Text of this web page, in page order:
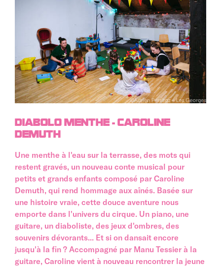
DIABOLO MENTHE - CAROLINE
DEMUTH
Une menthe à l'eau sur la terrasse, des mots qui
restent gravés, un nouveau conte musical pour
petits et grands enfants composé par Caroline
Demuth, qui rend hommage aux aînés. Basée sur
une histoire vraie, cette douce aventure nous
emporte dans l'univers du cirque. Un piano, une
guitare, un diaboliste, des jeux d'ombres, des
souvenirs dévorants... Et si on dansait encore
jusqu'à la fin ? Accompagné par Manu Tessier à la
guitare, Caroline vient à nouveau rencontrer la jeune